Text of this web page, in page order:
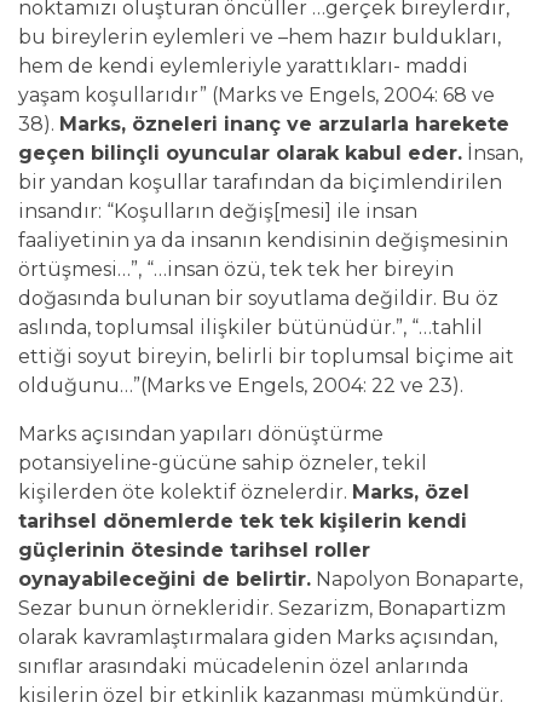
noktamızı oluşturan öncüller …gerçek bireylerdir,
bu bireylerin eylemleri ve –hem hazır buldukları,
hem de kendi eylemleriyle yarattıkları- maddi
yaşam koşullarıdır” (Marks ve Engels, 2004: 68 ve
38). Marks, özneleri inanç ve arzularla harekete
geçen bilinçli oyuncular olarak kabul eder. İnsan,
bir yandan koşullar tarafından da biçimlendirilen
insandır: “Koşulların değiş[mesi] ile insan
faaliyetinin ya da insanın kendisinin değişmesinin
örtüşmesi…”, “…insan özü, tek tek her bireyin
doğasında bulunan bir soyutlama değildir. Bu öz
aslında, toplumsal ilişkiler bütünüdür.”, “…tahlil
ettiği soyut bireyin, belirli bir toplumsal biçime ait
olduğunu…”(Marks ve Engels, 2004: 22 ve 23).
Marks açısından yapıları dönüştürme
potansiyeline-gücüne sahip özneler, tekil
kişilerden öte kolektif öznelerdir. Marks, özel
tarihsel dönemlerde tek tek kişilerin kendi
güçlerinin ötesinde tarihsel roller
oynayabileceğini de belirtir. Napolyon Bonaparte,
Sezar bunun örnekleridir. Sezarizm, Bonapartizm
olarak kavramlaştırmalara giden Marks açısından,
sınıflar arasındaki mücadelenin özel anlarında
kişilerin özel bir etkinlik kazanması mümkündür.